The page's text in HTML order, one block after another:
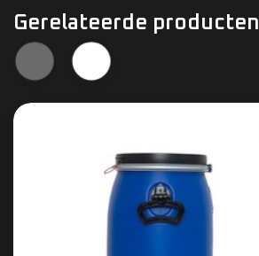
Gerelateerde producten